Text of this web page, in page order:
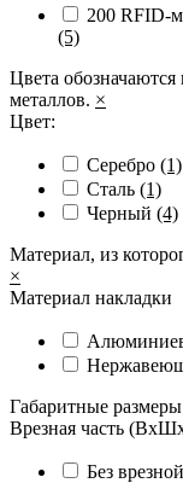
200 RFID-
(5)
Цвета
металлов. ×
Цвет:
Серебро (1)
Сталь (1)
Черный (4)
Материал, из
×
Материал накладки
Габаритные
Врезная часть
Без